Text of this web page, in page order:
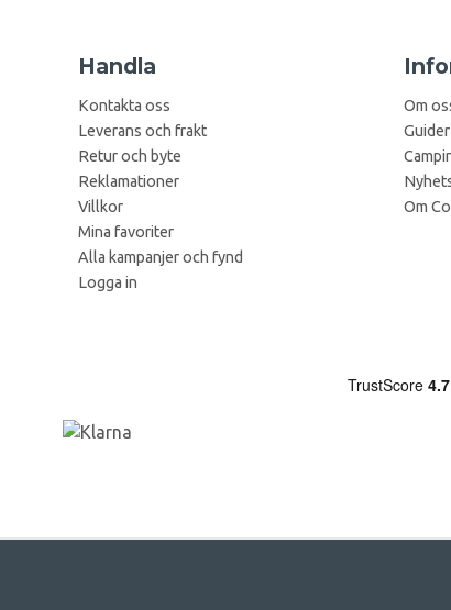
Handla
Kontakta oss
Leverans och frakt
Retur och byte
Reklamationer
Villkor
Mina favoriter
Alla kampanjer och fynd
Logga in
Om
Guider
Om